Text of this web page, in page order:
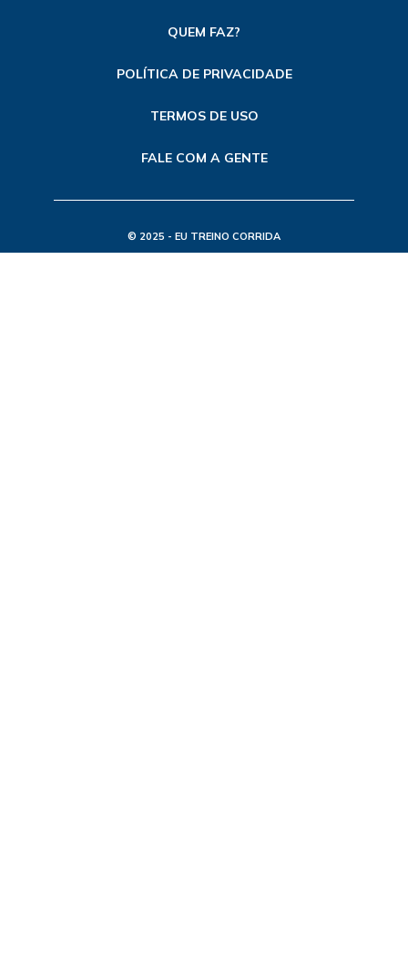
QUEM FAZ?
POLÍTICA DE PRIVACIDADE
TERMOS DE USO
FALE COM A GENTE
© 2025 - EU TREINO CORRIDA
TODOS OS DIREITOS RESERVADOS